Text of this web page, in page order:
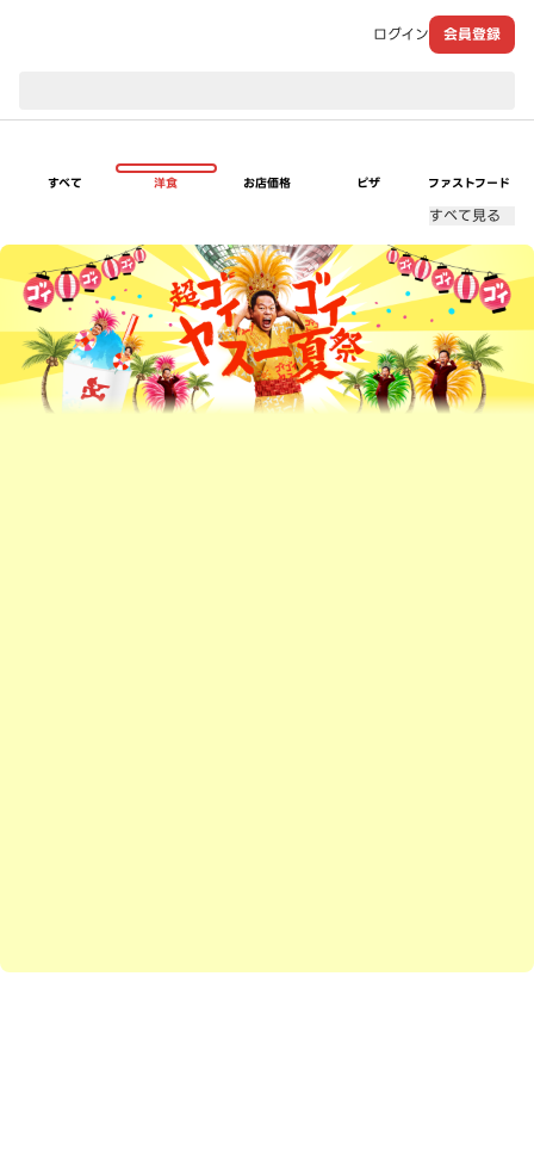
ログイン 会員登録
すべて 洋食 お店価格 ピザ ファストフード
すべて見る
超ゴイゴイヤスー夏祭